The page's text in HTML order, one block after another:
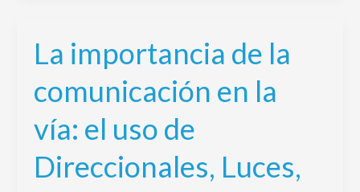
La importancia de la
comunicación en la
vía: el uso de
Direccionales, Luces,
La
importancia
de
la
comunicación
en